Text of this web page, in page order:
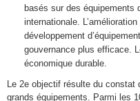
basés sur des équipements
internationale.
développement
gouvernance plus efficace.
économique durable.
Le 2e objectif résulte du
grands équipements. Parmi les